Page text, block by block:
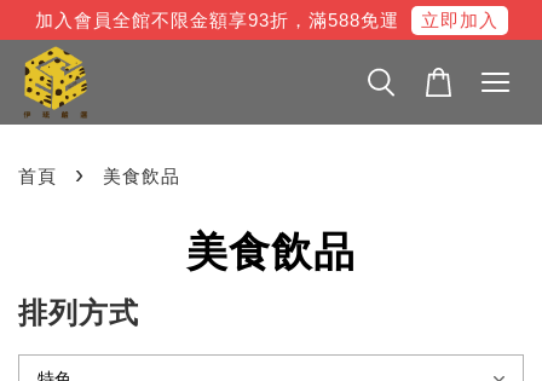
加入會員全館不限金額享93折，滿588免運 立即加入
首頁 › 美食飲品
美食飲品
排列方式